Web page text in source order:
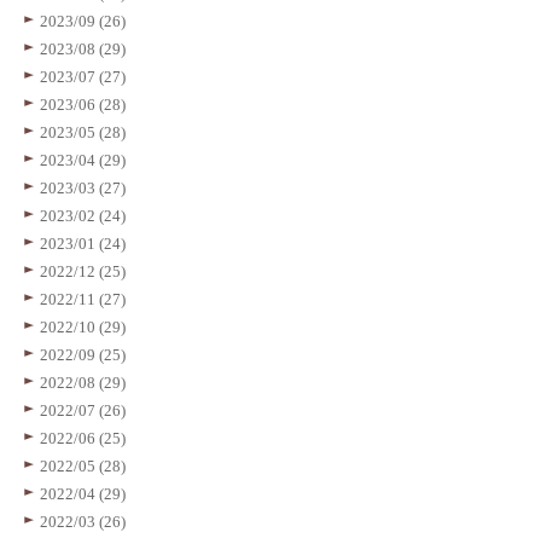
2023/09 (26)
2023/08 (29)
2023/07 (27)
2023/06 (28)
2023/05 (28)
2023/04 (29)
2023/03 (27)
2023/02 (24)
2023/01 (24)
2022/12 (25)
2022/11 (27)
2022/10 (29)
2022/09 (25)
2022/08 (29)
2022/07 (26)
2022/06 (25)
2022/05 (28)
2022/04 (29)
2022/03 (26)